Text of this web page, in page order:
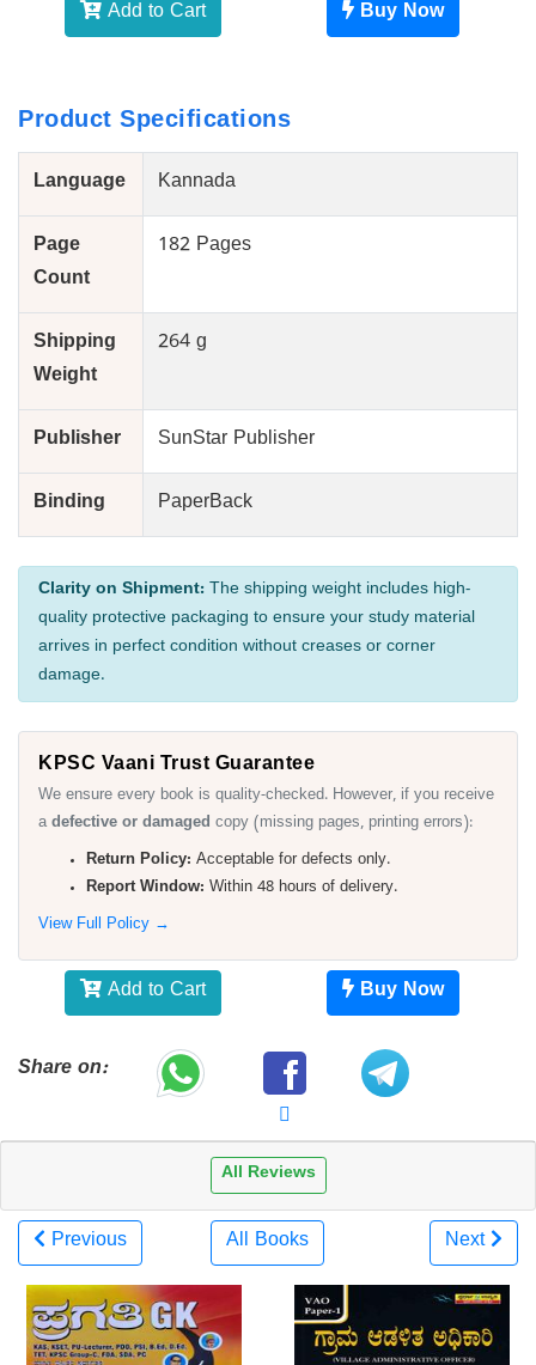
Add to Cart Buy Now
Product Specifications
Language Kannada
Page
Count
182 Pages
Shipping
Weight
264 g
Publisher SunStar Publisher
Binding PaperBack
Clarity on Shipment: The shipping weight includes high-
quality protective packaging to ensure your study material
arrives in perfect condition without creases or corner
damage.
KPSC Vaani Trust Guarantee
We ensure every book is quality-checked. However, if you receive
adefective or damaged copy (missing pages, printing errors):
Return Policy: Acceptable for defects only.
Report Window: Within 48 hours of delivery.
View Full Policy →
Add to Cart Buy Now
Share on:
All Reviews
Previous All Books Next